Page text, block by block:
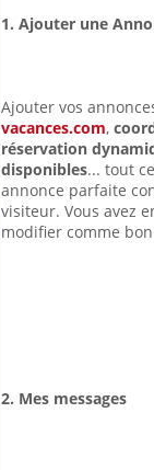
1. Ajouter une
Ajouter vos
vacances.com,
réservation
disponibles... tout
annonce parfaite
visiteur. Vous avez
modifier comme
2. Mes messages